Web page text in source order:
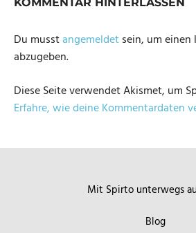
Du musstangemeldetsein, um einen
abzugeben.
Diese Seite verwendet Akismet, um
Erfahre, wie deine Kommentardaten
Mit Spirto unterwegs
Blog